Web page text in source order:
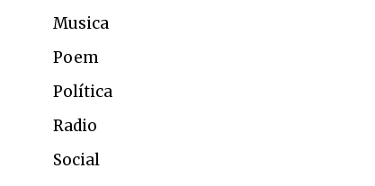
Musica
Poem
Política
Radio
Social